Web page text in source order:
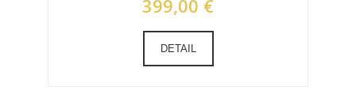
399,00 €
DETAIL